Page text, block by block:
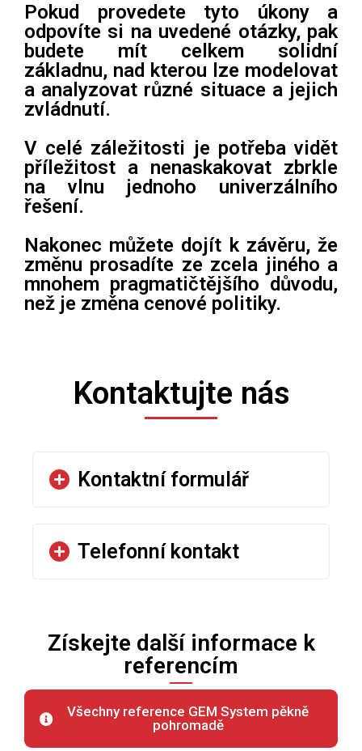
Pokud provedete tyto úkony a
odpovíte si na uvedené otázky, pak
budete mít celkem solidní
základnu, nad kterou lze modelovat
a analyzovat různé situace a jejich
zvládnutí.
V celé záležitosti je potřeba vidět
příležitost a nenaskakovat zbrkle
na vlnu jednoho univerzálního
řešení.
Nakonec můžete dojít k závěru, že
změnu prosadíte ze zcela jiného a
mnohem pragmatičtějšího důvodu,
než je změna cenové politiky.
Kontaktujte nás
Kontaktní formulář
Telefonní kontakt
Získejte další informace k
referencím
Všechny reference GEM System pěkně
pohromadě